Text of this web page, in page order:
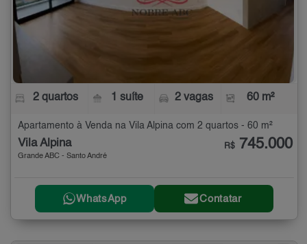
2 quartos 1 suíte 2 vagas 60 m²
Apartamento à Venda na Vila Alpina com 2 quartos - 60 m²
Vila Alpina
Grande ABC - Santo André
R$ 745.000
WhatsApp Contatar